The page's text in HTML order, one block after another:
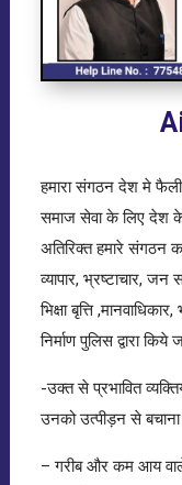
हमारा संगठन देश मे फैली
समाज सेवा के लिए देश
अतिरिक्त हमारे संगठन
व्यापार, भ्रष्टाचार, जन
भिक्षा बृत्ति
निर्माण पुलिस द्वारा
-उक्त से प्रभावित
उनको उत्पीड़न से
– गरीब और कम आय वाले